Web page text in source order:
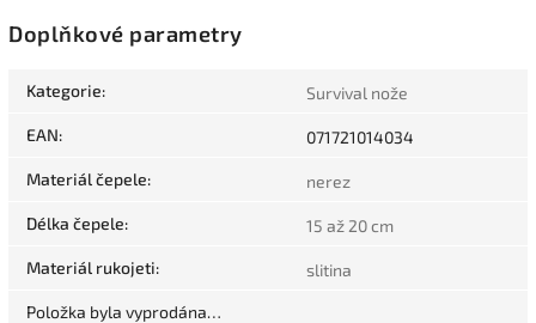
Doplňkové parametry
Kategorie: Survival nože
EAN: 071721014034
Materiál čepele: nerez
Délka čepele: 15 až 20 cm
Materiál rukojeti: slitina
Položka byla vyprodána…